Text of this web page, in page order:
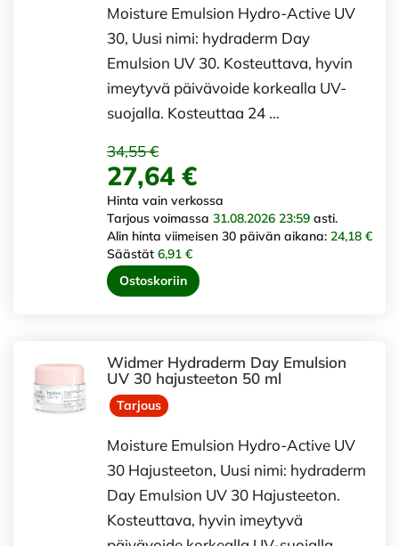
Moisture Emulsion Hydro-Active UV
30, Uusi nimi: hydraderm Day
Emulsion UV 30. Kosteuttava, hyvin
imeytyvä päivävoide korkealla UV-
suojalla. Kosteuttaa 24 …
34,55 €
27,64 €
Hinta vain verkossa
Tarjous voimassa 31.08.2026 23:59 asti.
Alin hinta viimeisen 30 päivän aikana: 24,18 €
Säästät 6,91 €
Ostoskoriin
Widmer Hydraderm Day Emulsion
UV 30 hajusteeton 50 ml
Tarjous
Moisture Emulsion Hydro-Active UV
30 Hajusteeton, Uusi nimi: hydraderm
Day Emulsion UV 30 Hajusteeton.
Kosteuttava, hyvin imeytyvä